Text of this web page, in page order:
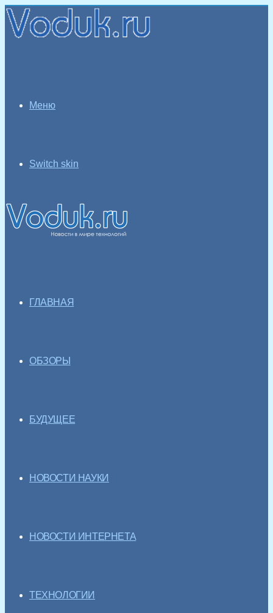
Меню
Switch skin
ГЛАВНАЯ
ОБЗОРЫ
БУДУЩЕЕ
НОВОСТИ НАУКИ
НОВОСТИ ИНТЕРНЕТА
ТЕХНОЛОГИИ